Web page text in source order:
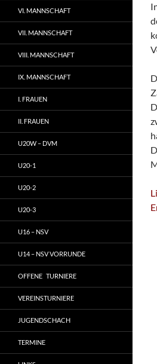
VI. MANNSCHAFT
VII. MANNSCHAFT
VIII. MANNSCHAFT
IX. MANNSCHAFT
I. FRAUEN
II. FRAUEN
U20W – DVM
U20-1
U20-2
U20-3
U16 – NSV
U14 – NSV VORRUNDE
OFFENE TURNIERE
VEREINSTURNIERE
JUGENDSCHACH
TERMINE